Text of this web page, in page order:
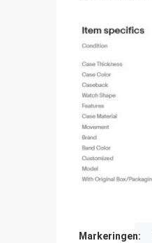
Markeringen: